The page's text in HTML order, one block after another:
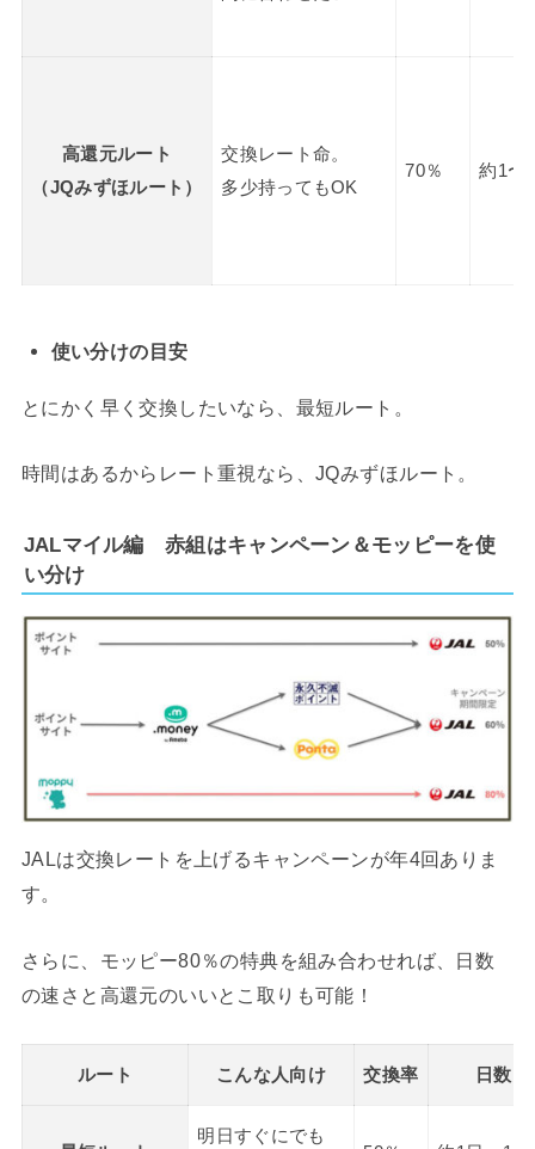
高還元ルート
（JQみずほルート）
交換レート命。
多少持ってもOK
70％ 約1〜
使い分けの目安
とにかく早く交換したいなら、最短ルート。
時間はあるからレート重視なら、JQみずほルート。
JALマイル編 赤組はキャンペーン＆モッピーを使
い分け
JALは交換レートを上げるキャンペーンが年4回ありま
す。
さらに、モッピー80％の特典を組み合わせれば、日数
の速さと高還元のいいとこ取りも可能！
ルート こんな人向け 交換率 日数
明日すぐにでも